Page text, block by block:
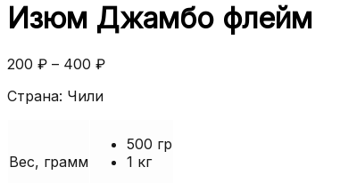
Изюм Джамбо флейм
200 ₽ – 400 ₽
Страна: Чили
Вес, грамм
500 гр
1 кг